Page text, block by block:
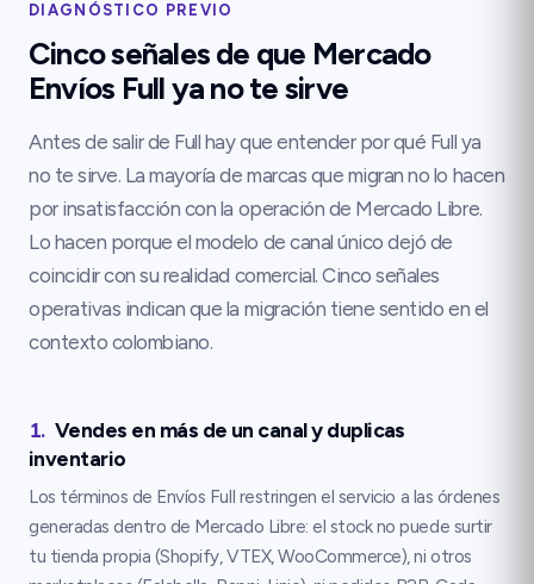
DIAGNÓSTICO PREVIO
Cinco señales de que Mercado
Envíos Full ya no te sirve
Antes de salir de Full hay que entender por qué Full ya
no te sirve. La mayoría de marcas que migran no lo hacen
por insatisfacción con la operación de Mercado Libre.
Lo hacen porque el modelo de canal único dejó de
coincidir con su realidad comercial. Cinco señales
operativas indican que la migración tiene sentido en el
contexto colombiano.
1. Vendes en más de un canal y duplicas
inventario
Los términos de Envíos Full restringen el servicio a las órdenes
generadas dentro de Mercado Libre: el stock no puede surtir
tu tienda propia (Shopify, VTEX, WooCommerce), ni otros